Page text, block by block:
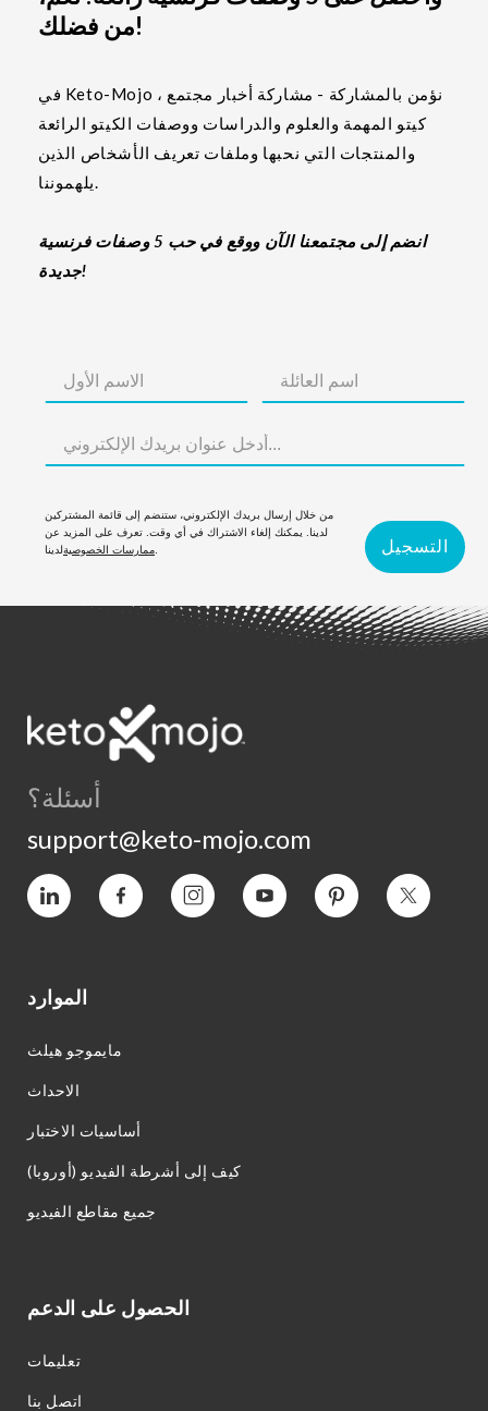
من فضلك!
في Keto-Mojo ، نؤمن بالمشاركة - مشاركة أخبار مجتمع
كيتو المهمة والعلوم والدراسات ووصفات الكيتو الرائعة
والمنتجات التي نحبها وملفات تعريف الأشخاص الذين
يلهموننا.
انضم إلى مجتمعنا الآن ووقع في حب 5 وصفات فرنسية
جديدة!
من خلال إرسال بريدك الإلكتروني، ستنضم إلى قائمة المشتركين
لدينا. يمكنك إلغاء الاشتراك في أي وقت. تعرف على المزيد عن
ممارسات الخصوصية
التسجيل
أسئلة؟
support@keto-mojo.com
فيميو فيسبوك انستغرام يوتيوب بينتيريست التغريد
الموارد
مايموجو هيلث
الاحداث
أساسيات الاختبار
كيف إلى أشرطة الفيديو (أوروبا)
جميع مقاطع الفيديو
الحصول على الدعم
تعليمات
اتصل بنا